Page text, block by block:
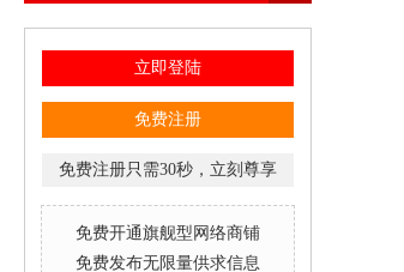
立即登陆
免费注册
免费注册只需30秒，立刻尊享
免费开通旗舰型网络商铺
免费发布无限量供求信息